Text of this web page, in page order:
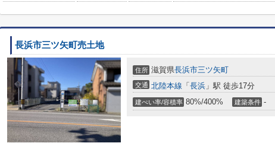
長浜市三ツ矢町売土地
住所 滋賀県長浜市三ツ矢町
交通 北陸本線 「 長浜 」駅 徒歩17分
建ぺい率/容積率 80%/400% 建築条件 -